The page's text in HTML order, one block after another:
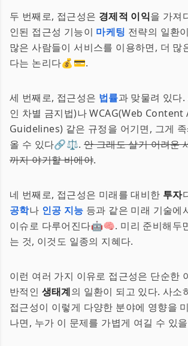
두 번째로, 접근성은 경제적 이익을 가져
인된 접근성 기능이 마케팅 전략의 일환
많은 사람들이 서비스를 이용하면, 더 많
다는 논리다💰💳.
세 번째로, 접근성은 법률과 맞물려 있다
인 차별 금지법)나 WCAG(Web
Guidelines) 같은 규정을 어기면, 그게
올 수 있다🔗⚖️. 안 그래도 살기 어려운
까지 야기할 바에야.
네 번째로, 접근성은 미래를 대비한 투자
공학나 인공 지능 등과 같은 미래 기술에
이슈로 다루어진다🤖🧠. 미리 준비해두
는 것, 이것도 일종의 지혜다.
이런 여러 가지 이유로 접근성은 단순한
반적인 생태계의 일환이 되고 있다. 사소
접근성이 이렇게 다양한 분야에 영향을
나면, 누가 이 문제를 가볍게 여길 수 있